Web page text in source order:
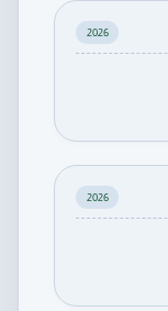
2026
2026